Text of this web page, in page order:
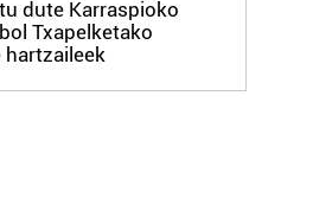
dute Karraspioko
Txapelketako
hartzaileek